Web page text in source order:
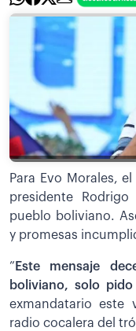
Para Evo Morales,
presidente
pueblo boliviano.
y promesas
” Este mensaje
boliviano, solo
exmandatario este
radio cocalera del